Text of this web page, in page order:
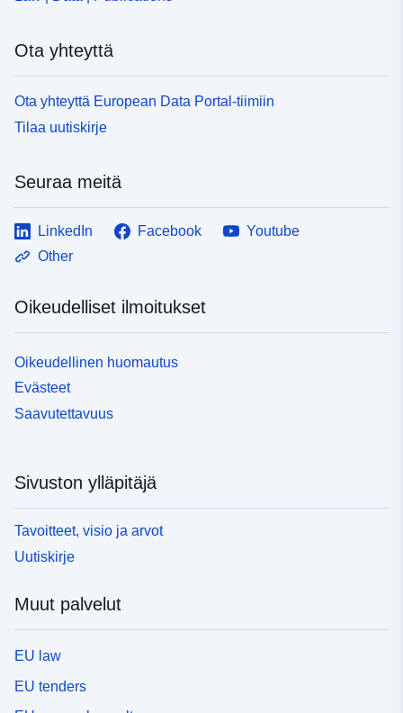
Ota yhteyttä
Ota yhteyttä European Data Portal-tiimiin
Tilaa uutiskirje
Seuraa meitä
LinkedIn Facebook
Youtube
Other
Oikeudelliset ilmoitukset
Oikeudellinen huomautus
Evästeet
Saavutettavuus
Sivuston ylläpitäjä
Tavoitteet, visio ja arvot
Uutiskirje
Muut palvelut
EU law
EU tenders